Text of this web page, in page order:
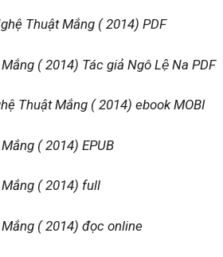
Thuật Mắng ( 2014) PDF
( 2014) Tác giả Ngô Lệ Na PDF
Thuật Mắng ( 2014) ebook MOBI
( 2014) EPUB
( 2014) full
( 2014) đọc online